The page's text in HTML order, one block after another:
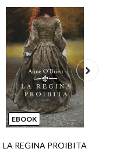
EBOOK
LA REGINA PROIBITA
Next